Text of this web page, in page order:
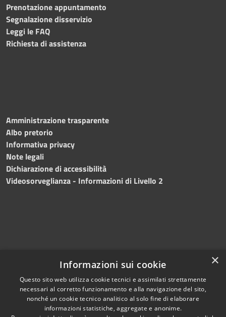
Prenotazione appuntamento
Segnalazione disservizio
Leggi le FAQ
Richiesta di assistenza
Amministrazione trasparente
Albo pretorio
Informativa privacy
Note legali
Dichiarazione di accessibilità
Videosorveglianza - Informazioni di Livello 2
Accessibilità
Copyright © 2024 •
Comune di Mazara del
×
Informazioni sui cookie
Questo sito web utilizza cookie tecnici e assimilati strettamente
necessari al corretto funzionamento e alla navigazione del sito,
nonché un cookie tecnico analitico al solo fine di elaborare
informazioni statistiche, aggregate e anonime.